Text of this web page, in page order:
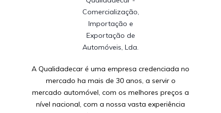
A Qualidadecar é uma empresa credenciada no
mercado ha mais de 30 anos, a servir o
mercado automóvel, com os melhores preços a
nível nacional, com a nossa vasta experiência